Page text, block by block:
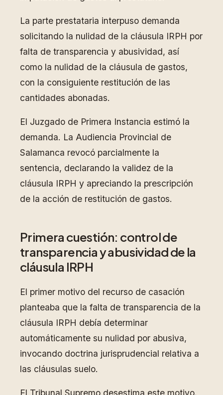
La parte prestataria interpuso demanda
solicitando la nulidad de la cláusula IRPH por
falta de transparencia y abusividad, así
como la nulidad de la cláusula de gastos,
con la consiguiente restitución de las
cantidades abonadas.
El Juzgado de Primera Instancia estimó la
demanda. La Audiencia Provincial de
Salamanca revocó parcialmente la
sentencia, declarando la validez de la
cláusula IRPH y apreciando la prescripción
de la acción de restitución de gastos.
Primera cuestión: control de
transparencia y abusividad de la
cláusula IRPH
El primer motivo del recurso de casación
planteaba que la falta de transparencia de la
cláusula IRPH debía determinar
automáticamente su nulidad por abusiva,
invocando doctrina jurisprudencial relativa a
las cláusulas suelo.
El Tribunal Supremo desestima este motivo.